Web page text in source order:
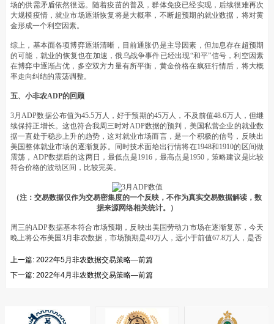
场的供需矛盾依然很远。随着疫苗的普及，群体免疫已经实现，后续很难再次
大规模疫情，就业市场逐渐恢复将是大概率，不断超预期的就业数据，将对黄
金形成一个利空因素。
综上，基本面各项博弈逐渐清晰，目前通胀仍是主导因素，但加息存在超预期
的可能，就业的恢复也在加速，俄乌战争事件已经出现“和平”信号，利空因素
在博弈中逐渐占优，多空双方力量有所平衡，黄金价格在疯狂行情后，将大概
率走向纠结的震荡调整。
五、小非农ADP的回顾
3月ADP数据公布值为45.5万人，好于预期的45万人，不及前值48.6万人，但继
续保持正增长。这也符合我周三时对ADP数据的预判，美国私营企业的就业数
据一直处于稳步上升的趋势，这对就业市场而言，是一个积极的信号，反映出
美国整体就业市场的逐渐复苏。同时技术面给出行情将在1948和1910的区间做
震荡，ADP数据后的这两日，最低点是1916，最高点是1950，策略建议是比较
符合价格的波动区间，比较完美。
（注：交易数据仅作为交易密集度的一个反映，不作为真实交易数据解读，数
据来源网络相关统计。）
周三的ADP数据基本符合市场预期，反映出美国劳动力市场在逐渐复苏，今天
晚上将公布美国3月非农数据，市场预期是49万人，远小于前值67.8万人，是否
上一篇: 2022年5月非农数据交易策略—前篇
下一篇: 2022年4月非农数据交易策略—前篇